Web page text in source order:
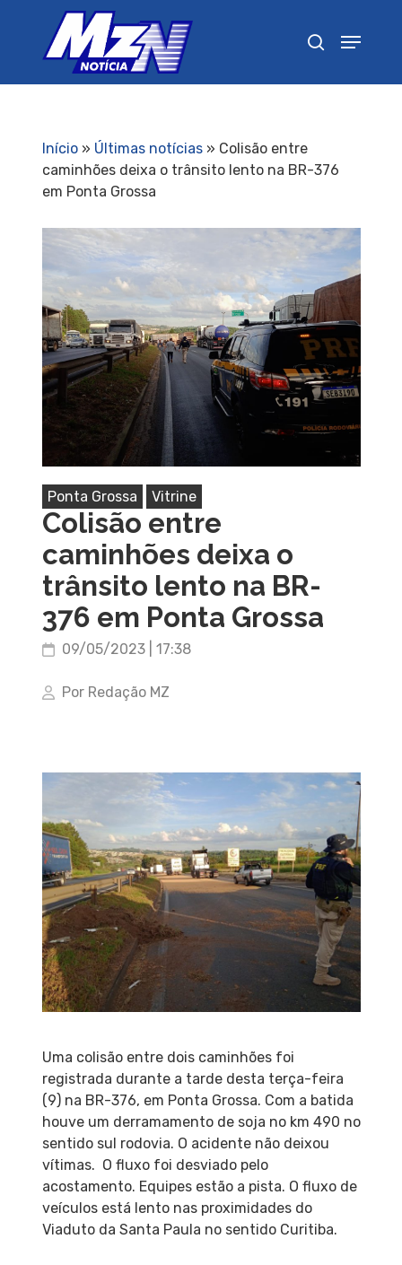
Início» Últimas notícias» Colisão entre
caminhões deixa o trânsito lento na BR-376
em Ponta Grossa
Ponta Grossa Vitrine
Colisão entre
caminhões deixa o
trânsito lento na BR-
376 em Ponta Grossa
09/05/2023 | 17:38
Por Redação MZ
Uma colisão entre dois caminhões foi
registrada durante a tarde desta terça-feira
(9) na BR-376, em Ponta Grossa. Com a batida
houve um derramamento de soja no km 490 no
sentido sul rodovia. O acidente não deixou
vítimas. O fluxo foi desviado pelo
acostamento. Equipes estão a pista. O fluxo de
veículos está lento nas proximidades do
Viaduto da Santa Paula no sentido Curitiba.